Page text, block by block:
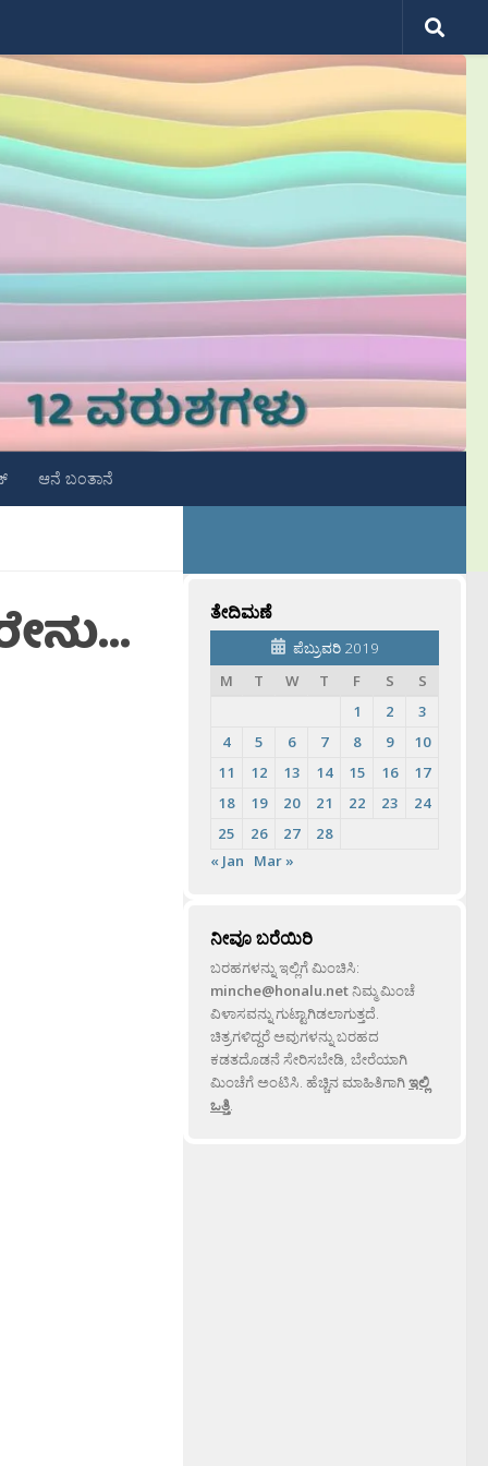
ಆನೆ ಬಂತಾನೆ
ತೇದಿಮಣೆ
ಪೆಬ್ರುವರಿ 2019
M
T W T F S
S
1
2
3
4
5 6 7 8 9
10
11
12 13 14 15 16
17
18
19 20 21 22 23
24
25
26 27
28
« Jan
Mar »
ನೀವೂ ಬರೆಯಿರಿ
ಬರಹಗಳನ್ನು ಇಲ್ಲಿಗೆ ಮಿಂಚಿಸಿ:
minche@honalu.netನಿಮ್ಮ ಮಿಂಚೆ
ವಿಳಾಸವನ್ನು ಗುಟ್ಟಾಗಿಡಲಾಗುತ್ತದೆ.
ಚಿತ್ರಗಳಿದ್ದರೆ ಅವುಗಳನ್ನು ಬರಹದ
ಕಡತದೊಡನೆ ಸೇರಿಸಬೇಡಿ, ಬೇರೆಯಾಗಿ
ಮಿಂಚೆಗೆ ಅಂಟಿಸಿ. ಹೆಚ್ಚಿನ ಮಾಹಿತಿಗಾಗಿಇಲ್ಲಿ
ಒತ್ತಿ.